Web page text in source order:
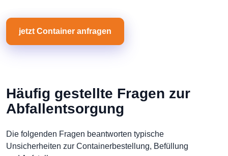
jetzt Container anfragen
Häufig gestellte Fragen zur
Abfallentsorgung
Die folgenden Fragen beantworten typische
Unsicherheiten zur Containerbestellung, Befüllung